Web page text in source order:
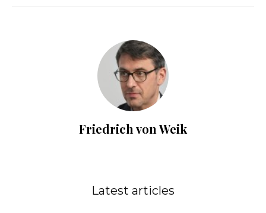
Friedrich von Weik
Latest articles